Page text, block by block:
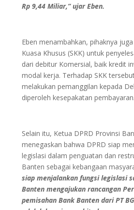
Rp 9,44 Miliar,” ujar Eben.
Eben menambahkan, pihaknya
Kuasa Khusus (SKK) untuk
dari debitur Komersial, baik kredit
modal kerja. Terhadap SKK
melakukan pemanggilan kepada
diperoleh kesepakatan pembayaran.
Selain itu, Ketua DPRD Provinsi
menegaskan bahwa DPRD siap
legislasi dalam penguatan dan
Banten sebagai kebangaan
siap menjalankan fungsi legislasi
Banten mengajukan rancangan
pemisahan Bank Banten dari PT